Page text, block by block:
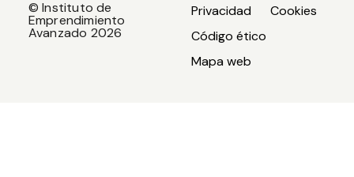
© Instituto de
Emprendimiento
Avanzado 2026
Privacidad
Cookies
Código ético
Mapa web